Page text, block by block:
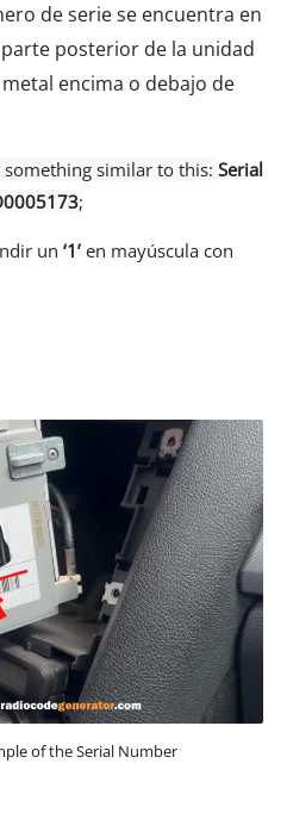
de serie se encuentra en
posterior de la unidad
encima o debajo de
similar to this: Serial
;
un ‘1’ en mayúscula con
of the Serial Number